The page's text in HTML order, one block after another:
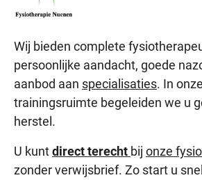
Wij bieden complete
persoonlijke aandacht, goede
aanbod aan specialisaties. In
trainingsruimte begeleiden we u
herstel.
U kuntdirect terecht bij onze
zonder verwijsbrief. Zo start u